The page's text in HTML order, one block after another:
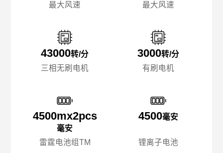
最大风速
43000转/分
三相无刷电机
4500mx️2pcs
毫安
雷霆电池组TM
最大风速
3000转/分
有刷电机
4500毫安
锂离子电池